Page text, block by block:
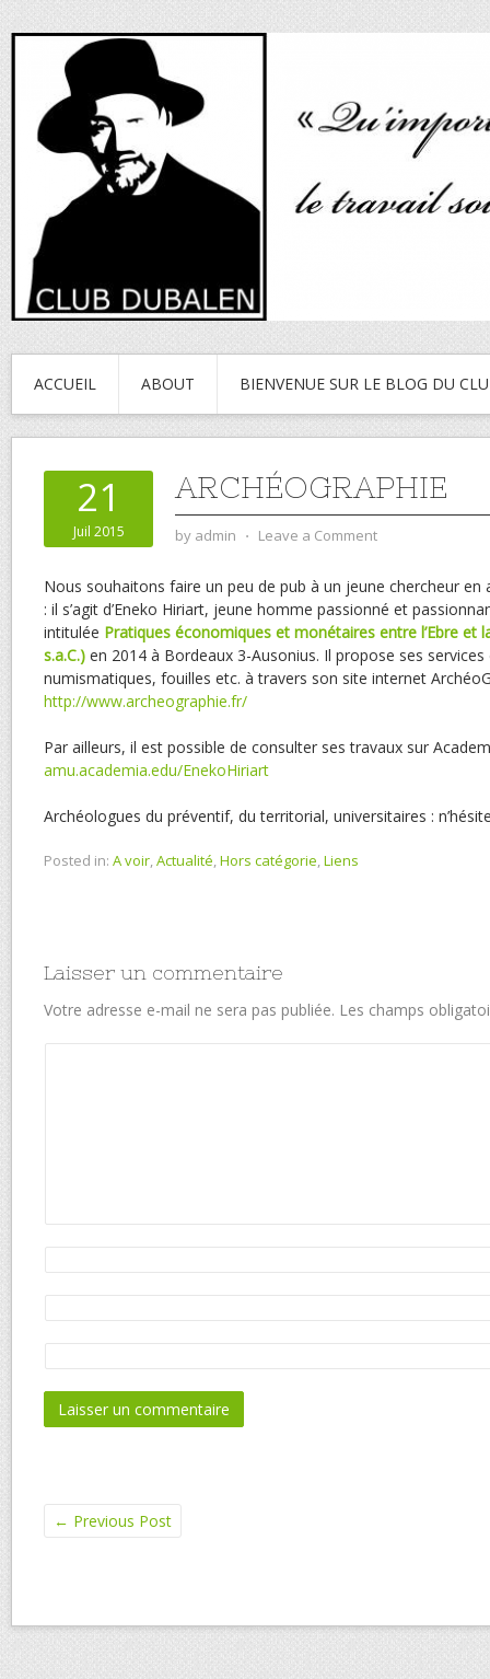
ACCUEIL ABOUT BIENVENUE SUR LE BLOG DU
21
Juil 2015
ARCHÉOGRAPHIE
by admin ⋅ Leave a Comment
Nous souhaitons faire un peu de pub à un jeune chercheur
: il s’agit d’Eneko Hiriart, jeune homme passionné et
intitulée Pratiques économiques et monétaires entre l’Ebre et
s.a.C.) en 2014 à Bordeaux 3-Ausonius. Il propose ses services
numismatiques, fouilles etc. à travers son site internet
http://www.archeographie.fr/
Par ailleurs, il est possible de consulter ses travaux sur
amu.academia.edu/EnekoHiriart
Archéologues du préventif, du territorial, universitaires :
Posted in: A voir,Actualité,Hors catégorie,Liens
Laisser un commentaire
Votre adresse e-mail ne sera pas publiée. Les champs
← Previous Post